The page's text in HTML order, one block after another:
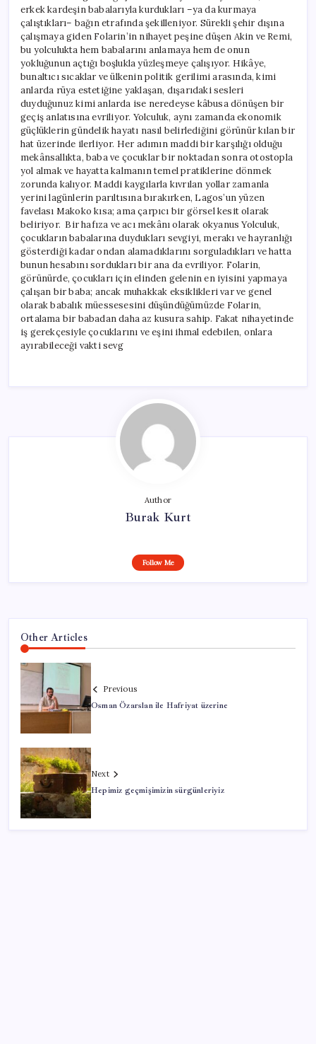
erkek kardeşin babalarıyla kurdukları –ya da kurmaya
çalıştıkları– bağın etrafında şekilleniyor. Sürekli şehir dışına
çalışmaya giden Folarin’in nihayet peşine düşen Akin ve Remi,
bu yolculukta hem babalarını anlamaya hem de onun
yokluğunun açtığı boşlukla yüzleşmeye çalışıyor. Hikâye,
bunaltıcı sıcaklar ve ülkenin politik gerilimi arasında, kimi
anlarda rüya estetiğine yaklaşan, dışarıdaki sesleri
duyduğunuz kimi anlarda ise neredeyse kâbusa dönüşen bir
geçiş anlatısına evriliyor. Yolculuk, aynı zamanda ekonomik
güçlüklerin gündelik hayatı nasıl belirlediğini görünür kılan bir
hat üzerinde ilerliyor. Her adımın maddi bir karşılığı olduğu
mekânsallıkta, baba ve çocuklar bir noktadan sonra otostopla
yol almak ve hayatta kalmanın temel pratiklerine dönmek
zorunda kalıyor. Maddi kaygılarla kıvrılan yollar zamanla
yerini lagünlerin parıltısına bırakırken, Lagos’un yüzen
favelası Makoko kısa; ama çarpıcı bir görsel kesit olarak
beliriyor. Bir hafıza ve acı mekânı olarak okyanus Yolculuk,
çocukların babalarına duydukları sevgiyi, merakı ve hayranlığı
gösterdiği kadar ondan alamadıklarını sorguladıkları ve hatta
bunun hesabını sordukları bir ana da evriliyor. Folarin,
görünürde, çocukları için elinden gelenin en iyisini yapmaya
çalışan bir baba; ancak muhakkak eksiklikleri var ve genel
olarak babalık müessesesini düşündüğümüzde Folarin,
ortalama bir babadan daha az kusura sahip. Fakat nihayetinde
iş gerekçesiyle çocuklarını ve eşini ihmal edebilen, onlara
ayırabileceği vakti sevg
Author
Burak Kurt
Follow Me
Other Articles
Previous
Osman Özarslan ile Hafriyat üzerine
Next
Hepimiz geçmişimizin sürgünleriyiz